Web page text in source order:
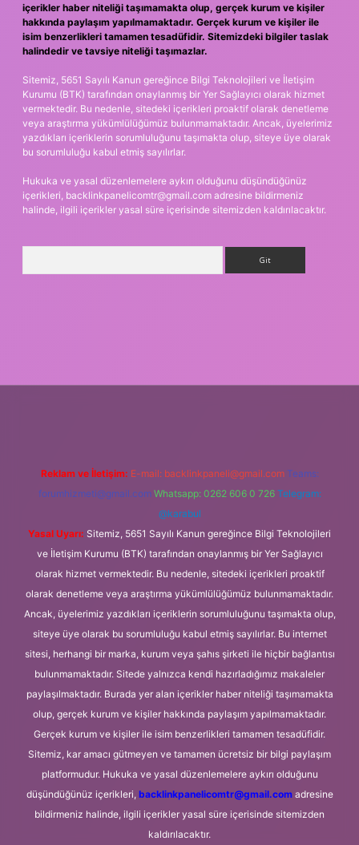
içerikler haber niteliği taşımamakta olup, gerçek kurum ve kişiler
hakkında paylaşım yapılmamaktadır. Gerçek kurum ve kişiler ile
isim benzerlikleri tamamen tesadüfidir. Sitemizdeki bilgiler taslak
halindedir ve tavsiye niteliği taşımazlar.
Sitemiz, 5651 Sayılı Kanun gereğince Bilgi Teknolojileri ve İletişim
Kurumu (BTK) tarafından onaylanmış bir Yer Sağlayıcı olarak hizmet
vermektedir. Bu nedenle, sitedeki içerikleri proaktif olarak denetleme
veya araştırma yükümlülüğümüz bulunmamaktadır. Ancak, üyelerimiz
yazdıkları içeriklerin sorumluluğunu taşımakta olup, siteye üye olarak
bu sorumluluğu kabul etmiş sayılırlar.
Hukuka ve yasal düzenlemelere aykırı olduğunu düşündüğünüz
içerikleri, backlinkpanelicomtr@gmail.com adresine bildirmeniz
halinde, ilgili içerikler yasal süre içerisinde sitemizden kaldırılacaktır.
Reklam ve İletişim: E-mail: backlinkpaneli@gmail.com Teams:
forumhizmeti@gmail.com Whatsapp: 0262 606 0 726 Telegram:
@karabul
Yasal Uyarı: Sitemiz, 5651 Sayılı Kanun gereğince Bilgi Teknolojileri
ve İletişim Kurumu (BTK) tarafından onaylanmış bir Yer Sağlayıcı
olarak hizmet vermektedir. Bu nedenle, sitedeki içerikleri proaktif
olarak denetleme veya araştırma yükümlülüğümüz bulunmamaktadır.
Ancak, üyelerimiz yazdıkları içeriklerin sorumluluğunu taşımakta olup,
siteye üye olarak bu sorumluluğu kabul etmiş sayılırlar. Bu internet
sitesi, herhangi bir marka, kurum veya şahıs şirketi ile hiçbir bağlantısı
bulunmamaktadır. Sitede yalnızca kendi hazırladığımız makaleler
paylaşılmaktadır. Burada yer alan içerikler haber niteliği taşımamakta
olup, gerçek kurum ve kişiler hakkında paylaşım yapılmamaktadır.
Gerçek kurum ve kişiler ile isim benzerlikleri tamamen tesadüfidir.
Sitemiz, kar amacı gütmeyen ve tamamen ücretsiz bir bilgi paylaşım
platformudur. Hukuka ve yasal düzenlemelere aykırı olduğunu
düşündüğünüz içerikleri, backlinkpanelicomtr@gmail.comadresine
bildirmeniz halinde, ilgili içerikler yasal süre içerisinde sitemizden
kaldırılacaktır.